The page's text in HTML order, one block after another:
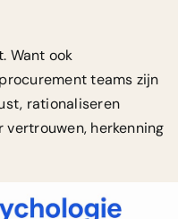
Want ook
teams zijn
rationaliseren
herkenning